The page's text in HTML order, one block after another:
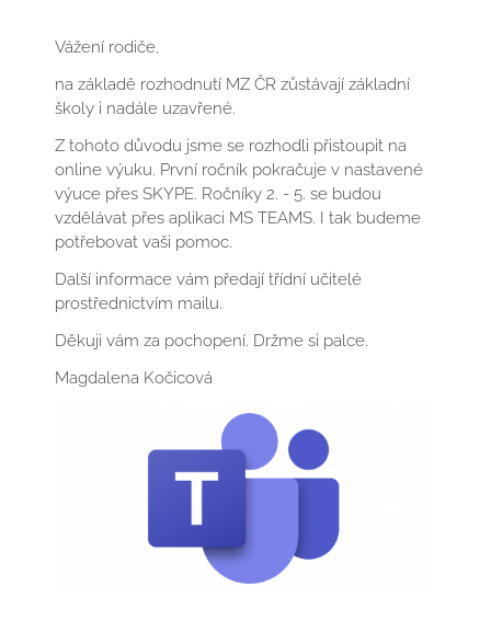
Vážení rodiče,
na základě rozhodnutí MZ ČR zůstávají základní
školy i nadále uzavřené.
Z tohoto důvodu jsme se rozhodli přistoupit na
online výuku. První ročník pokračuje v nastavené
výuce přes SKYPE. Ročníky 2. - 5. se budou
vzdělávat přes aplikaci MS TEAMS. I tak budeme
potřebovat vaši pomoc.
Další informace vám předají třídní učitelé
prostřednictvím mailu.
Děkuji vám za pochopení. Držme si palce.
Magdalena Kočicová